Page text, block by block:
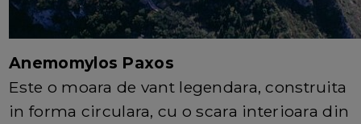
Anemomylos Paxos
Este o moara de vant legendara, construita
in forma circulara, cu o scara interioara din